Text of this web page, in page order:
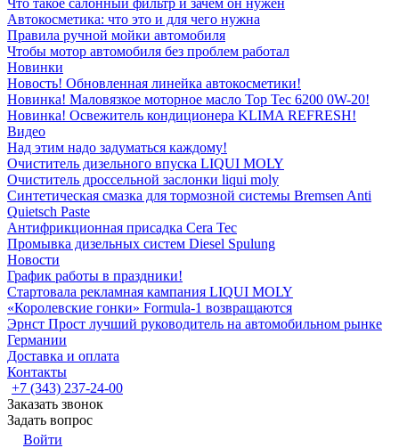
Что такое салонный фильтр и зачем он нужен
Автокосметика: что это и для чего нужна
Правила ручной мойки автомобиля
Чтобы мотор автомобиля без проблем работал
Новинки
Новость! Обновленная линейка автокосметики!
Новинка! Маловязкое моторное масло Top Tec 6200 0W-20!
Новинка! Освежитель кондиционера KLIMA REFRESH!
Видео
Над этим надо задуматься каждому!
Очиститель дизельного впуска LIQUI MOLY
Очиститель дроссельной заслонки liqui moly
Синтетическая смазка для тормозной системы Bremsen Anti
Quietsch Paste
Антифрикционная присадка Cera Tec
Промывка дизельных систем Diesel Spulung
Новости
График работы в праздники!
Стартовала рекламная кампания LIQUI MOLY
«Королевские гонки» Formula-1 возвращаются
Эрнст Прост лучший руководитель на автомобильном рынке
Германии
Доставка и оплата
Контакты
+7 (343) 237-24-00
Заказать звонок
Задать вопрос
Войти